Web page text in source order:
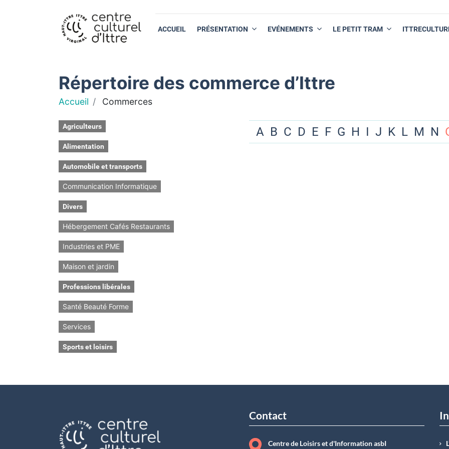
ACCUEIL PRÉSENTATION EVÉNEMENTS LE PETIT TRAM
Répertoire des commerce d’Ittre
Accueil Commerces
Agriculteurs
Alimentation
Automobile et transports
Communication Informatique
Divers
Hébergement Cafés Restaurants
Industries et PME
Maison et jardin
Professions libérales
Santé Beauté Forme
Services
Sports et loisirs
A B C D E F G H I J K L M N
Contact
Centre de Loisirs et d'Information asbI